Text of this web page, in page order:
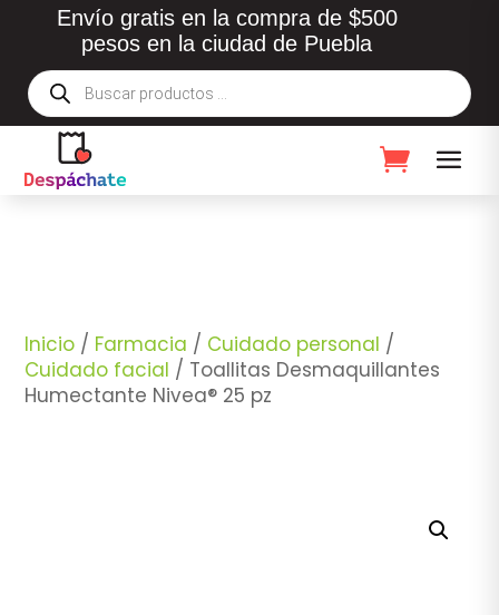
Envío gratis en la compra de $500
pesos en la ciudad de Puebla
Búsqueda
de
productos
Inicio / Farmacia / Cuidado personal /
Cuidado facial / Toallitas Desmaquillantes
Humectante Nivea® 25 pz